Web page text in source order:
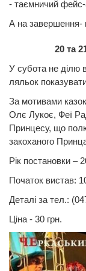
- таємничий фейс-
А на завершення-
20 та
У субота не ділю
ляльок
За мотивами
Олє Лукоє, Феї
Принцесу, що
закоханого
Рік постановки –
Початок вистав:
Деталі за тел.:
Ціна - 30 грн.